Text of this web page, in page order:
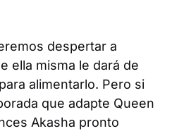
despertar a
ella misma le dará de
alimentarlo. Pero si
que adapte Queen
Akasha pronto